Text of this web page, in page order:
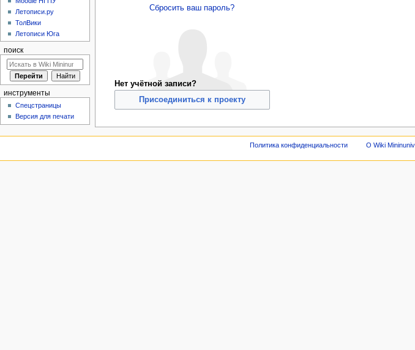
Сбросить ваш пароль?
Нет учётной записи?
Присоединиться к проекту
Летописи.ру
ТолВики
Летописи Юга
поиск
инструменты
Спецстраницы
Версия для печати
Политика конфиденциальности О Wiki